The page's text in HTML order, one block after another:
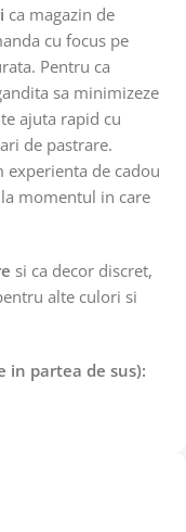
ca magazin de
cu focus pe
Pentru ca
sa minimizeze
ajuta rapid cu
de pastrare.
de cadou
momentul in care
si ca decor discret,
alte culori si
in partea de sus):